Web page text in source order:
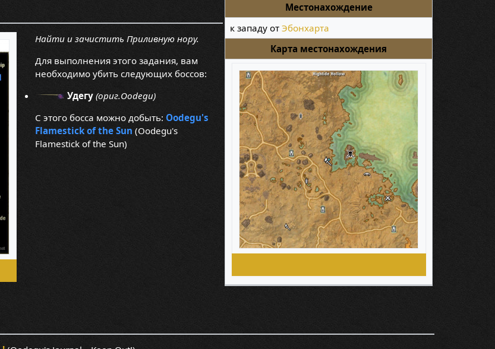
Местонахождение
к западу от Эбонхарта
Карта местонахождения
Найти и зачистить Приливную нору.
Для выполнения этого задания, вам
необходимо убить следующих боссов:
Удегу (ориг.Oodegu)
С этого босса можно добыть: Oodegu's
Flamestick of the Sun (Oodegu's
Flamestick of the Sun)